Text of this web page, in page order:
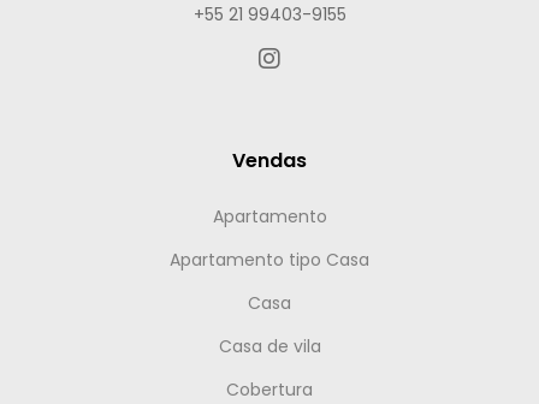
+55 21 99403-9155
Vendas
Apartamento
Apartamento tipo Casa
Casa
Casa de vila
Cobertura